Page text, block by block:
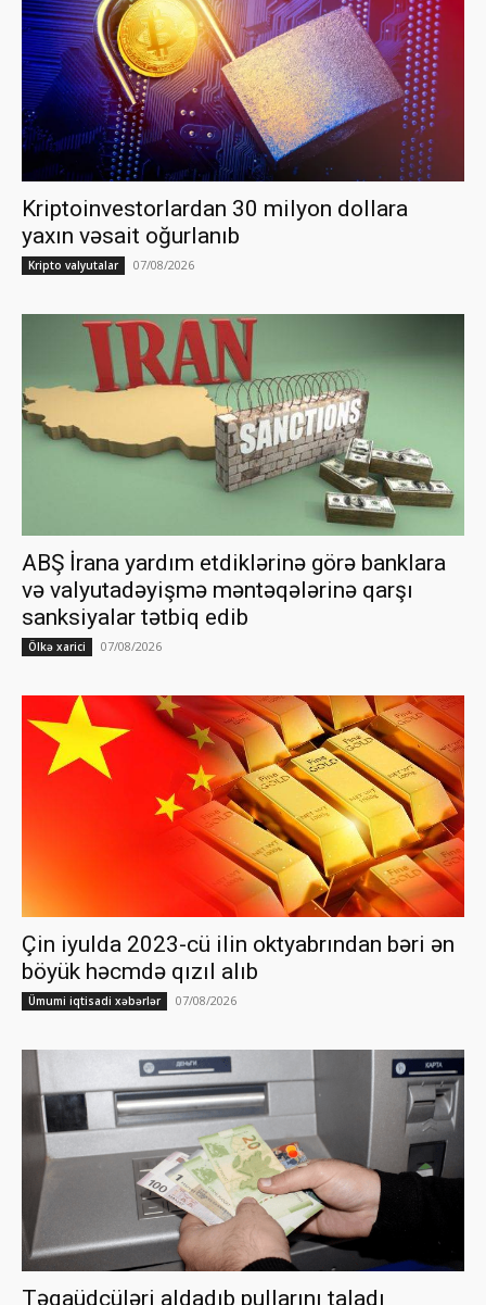
Kriptoinvestorlardan 30 milyon dollara
yaxın vəsait oğurlanıb
Kripto valyutalar 07/08/2026
ABŞ İrana yardım etdiklərinə görə banklara
və valyutadəyişmə məntəqələrinə qarşı
sanksiyalar tətbiq edib
Ölkə xarici 07/08/2026
Çin iyulda 2023-cü ilin oktyabrından bəri ən
böyük həcmdə qızıl alıb
Ümumi iqtisadi xəbərlər 07/08/2026
Təqaüdçüləri aldadıb pullarını taladı